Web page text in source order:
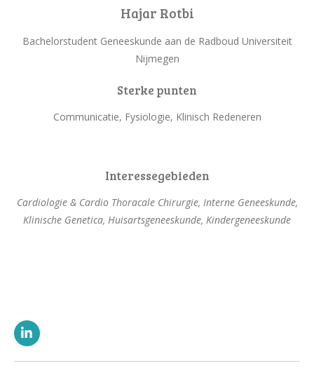
Hajar Rotbi
Bachelorstudent Geneeskunde aan de Radboud Universiteit
Nijmegen
Sterke punten
Communicatie, Fysiologie, Klinisch Redeneren
Interessegebieden
Cardiologie & Cardio Thoracale Chirurgie, Interne Geneeskunde,
Klinische Genetica, Huisartsgeneeskunde, Kindergeneeskunde
L
i
n